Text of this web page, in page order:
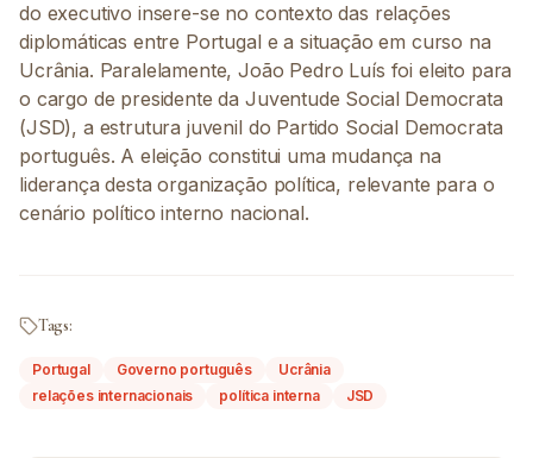
do executivo insere-se no contexto das relações
diplomáticas entre Portugal e a situação em curso na
Ucrânia. Paralelamente, João Pedro Luís foi eleito para
o cargo de presidente da Juventude Social Democrata
(JSD), a estrutura juvenil do Partido Social Democrata
português. A eleição constitui uma mudança na
liderança desta organização política, relevante para o
cenário político interno nacional.
Tags:
Portugal Governo português
Ucrânia
relações internacionais
política interna JSD